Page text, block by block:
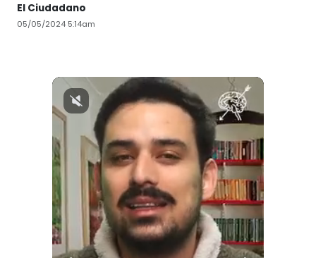
El Ciudadano
05/05/2024 5:14am